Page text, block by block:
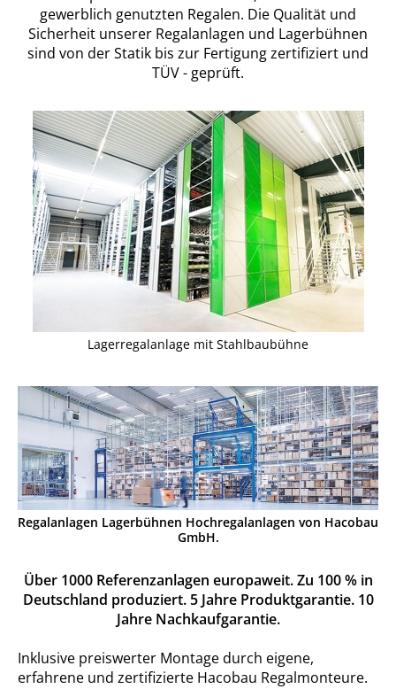
gewerblich genutzten Regalen. Die Qualität und
Sicherheit unserer Regalanlagen und Lagerbühnen
sind von der Statik bis zur Fertigung zertifiziert und
TÜV - geprüft.
Lagerregalanlage mit Stahlbaubühne
Regalanlagen Lagerbühnen Hochregalanlagen von Hacobau
GmbH.
Über 1000 Referenzanlagen europaweit. Zu 100 % in
Deutschland produziert. 5 Jahre Produktgarantie. 10
Jahre Nachkaufgarantie.
Inklusive preiswerter Montage durch eigene,
erfahrene und zertifizierte Hacobau Regalmonteure.